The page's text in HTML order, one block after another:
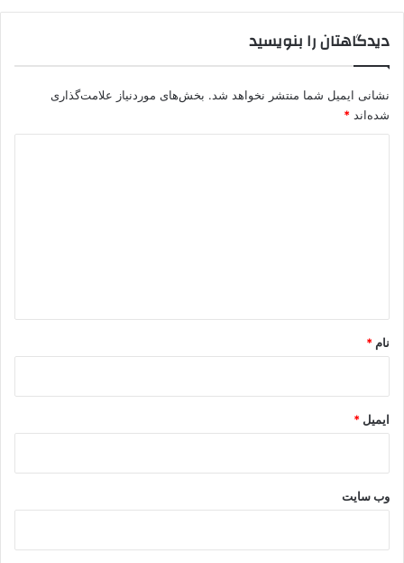
دیدگاهتان را بنویسید
نشانی ایمیل شما منتشر نخواهد شد. بخش‌های موردنیاز علامت‌گذاری
شده‌اند *
نام *
ایمیل *
وب‌ سایت